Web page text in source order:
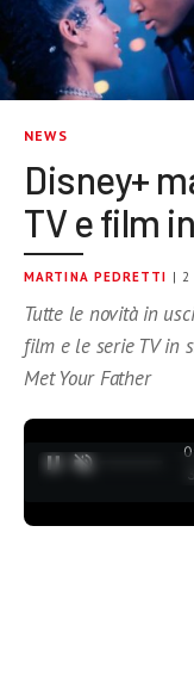
NEWS
Disney+
TV e film
MARTINA PEDRETTI | 2
Tutte le novità in
film e le serie TV in
Met Your Father